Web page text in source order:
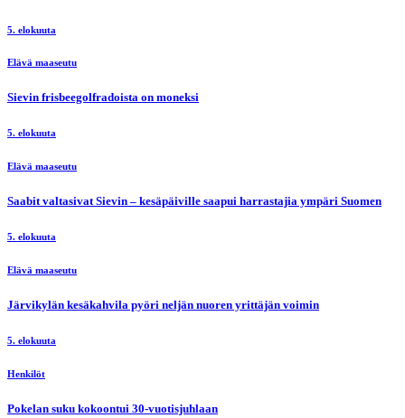
5. elokuuta
Elävä maaseutu
Sievin frisbeegolfradoista on moneksi
5. elokuuta
Elävä maaseutu
Saabit valtasivat Sievin – kesäpäiville saapui harrastajia ympäri Suomen
5. elokuuta
Elävä maaseutu
Järvikylän kesäkahvila pyöri neljän nuoren yrittäjän voimin
5. elokuuta
Henkilöt
Pokelan suku kokoontui 30-vuotisjuhlaan